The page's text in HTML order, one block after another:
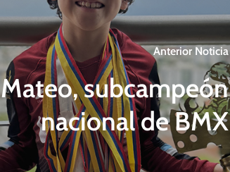
Anterior Noticia
Mateo, subcampeón
nacional de BMX